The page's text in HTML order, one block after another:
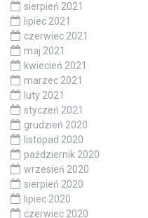
sierpień 2021
lipiec 2021
czerwiec 2021
maj 2021
kwiecień 2021
marzec 2021
luty 2021
styczeń 2021
grudzień 2020
listopad 2020
październik 2020
wrzesień 2020
sierpień 2020
lipiec 2020
czerwiec 2020